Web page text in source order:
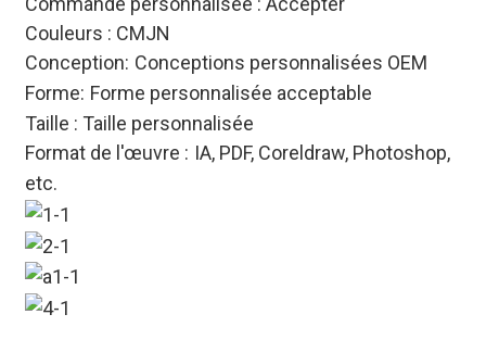
Couleurs : CMJN
Conception: Conceptions personnalisées OEM
Forme: Forme personnalisée acceptable
Taille : Taille personnalisée
Format de l'œuvre : IA, PDF, Coreldraw, Photoshop,
etc.